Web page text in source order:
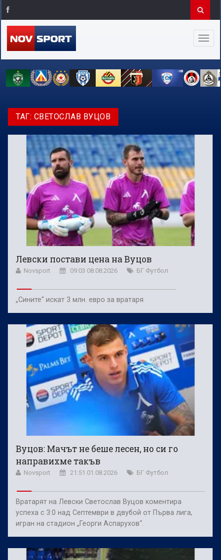
ТАГ: СВЕТОСЛАВ ВУЦОВ
Левски постави цена на Вуцов
Novsport 09:03 08.08.2026 БГ Футбол
„Сините“ искат 3 млн. евро за вратаря
Вуцов: Мачът не беше лесен, но си го
направихме такъв
Novsport 21:51 01.08.2026 БГ Футбол
Вратарят на Левски Светослав Вуцов коментира
успеха с 3:0 над Септември в двубой от Първа лига,
игран на стадион „Георги Аспарухов“.